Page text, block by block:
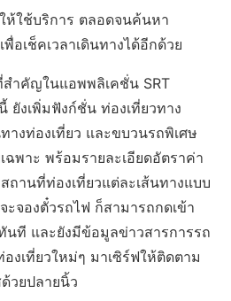
ห้ใช้บริการ ตลอดจนค้นหา
อเช็คเวลาเดินทางได้อีกด้วย
สำคัญในแอพพลิเคชั่น SRT
ยังเพิ่มฟังก์ชั่น ท่องเที่ยวทาง
างท่องเที่ยว และขบวนรถพิเศษ
ฉพาะ พร้อมรายละเอียดอัตราค่า
ถานที่ท่องเที่ยวแต่ละเส้นทางแบบ
ะจองตั๋วรถไฟ ก็สามารถกดเข้า
นที และยังมีข้อมูลข่าวสารการรถ
งเที่ยวใหม่ๆ มาเซิร์ฟให้ติดตาม
วยปลายนิ้ว